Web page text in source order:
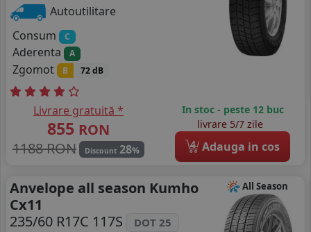
Autoutilitare
Consum
C
Aderenta A
Zgomot B 72 dB
Livrare gratuită *
855 RON
1188 RON
Discount 28%
In stoc - peste 12 buc
livrare 5/7 zile
4 Adauga in cos
All Season
Anvelope all season Kumho
Cx11
235/60 R17C 117S
DOT 25